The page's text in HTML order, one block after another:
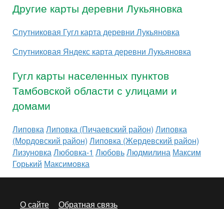
Другие карты деревни Лукьяновка
Спутниковая Гугл карта деревни Лукьяновка
Спутниковая Яндекс карта деревни Лукьяновка
Гугл карты населенных пунктов
Тамбовской области с улицами и
домами
Липовка Липовка (Пичаевский район) Липовка
(Мордовский район) Липовка (Жердевский район)
Лизуновка Любовка-1 ЛюбовьЛюдмилина Максим
Горький Максимовка
О сайте Обратная связь